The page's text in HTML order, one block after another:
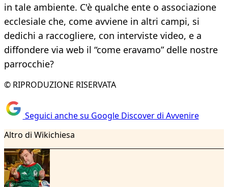
in tale ambiente. C'è qualche ente o associazione
ecclesiale che, come avviene in altri campi, si
dedichi a raccogliere, con interviste video, e a
diffondere via web il “come eravamo” delle nostre
parrocchie?
© RIPRODUZIONE RISERVATA
Seguici anche su Google Discover di Avvenire
Altro di Wikichiesa